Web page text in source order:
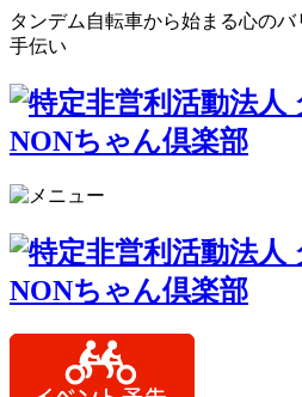
タンデム自転車から始まる心の
手伝い